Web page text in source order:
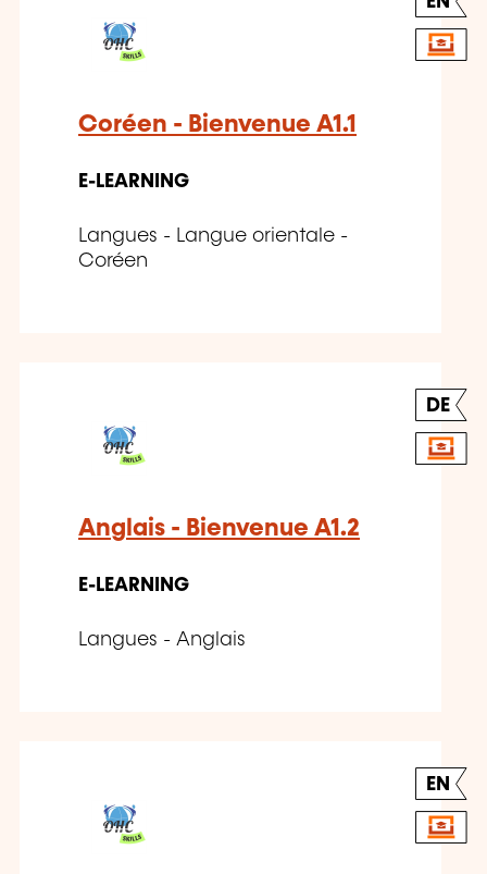
Coréen - Bienvenue A1.1
E-LEARNING
Langues - Langue orientale -
Coréen
DE
Anglais - Bienvenue A1.2
E-LEARNING
Langues - Anglais
EN